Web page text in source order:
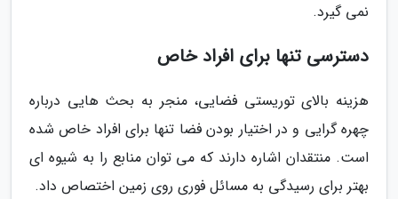
نمی گیرد.
دسترسی تنها برای افراد خاص
هزینه بالای توریستی فضایی، منجر به بحث هایی درباره
چهره گرایی و در اختیار بودن فضا تنها برای افراد خاص شده
است. منتقدان اشاره دارند که می توان منابع را به شیوه ای
بهتر برای رسیدگی به مسائل فوری روی زمین اختصاص داد.